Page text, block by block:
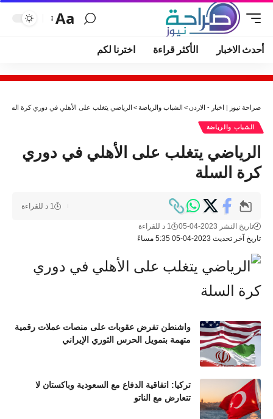
Aa
أحدث الاخبار الأكثر قراءة اخترنا لكم
صراحة نيوز | اخبار - الاردن> الشباب والرياضة> الرياضي يتغلب على الأهلي في دوري كرة السلة
الشباب والرياضة
الرياضي يتغلب على الأهلي في دوري
كرة السلة
تاريخ آخر تحديث 2023-04-05 5:35 مساءً
تاريخ النشر 2023-04-05 1 د للقراءة
1 د للقراءة
واشنطن تفرض عقوبات على منصات عملات رقمية
متهمة بتمويل الحرس الثوري الإيراني
تركيا: اتفاقية الدفاع مع السعودية وباكستان لا
تتعارض مع الناتو